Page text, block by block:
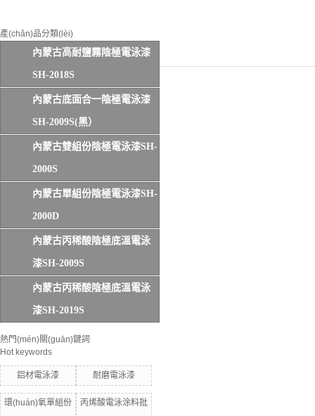
產(chǎn)品分類(lèi)
內蒙古高耐鹽霧陰極電泳漆
SH-2018S
內蒙古底面合一陰極電泳漆
SH-2009S(黑）
內蒙古雙組份陰極電泳漆SH-
2000S
內蒙古單組份陰極電泳漆SH-
2000D
內蒙古丙稀酸陰極底溫電泳
漆SH-2009S
內蒙古丙稀酸陰極底溫電泳
漆SH-2019S
熱門(mén)關(guān)鍵詞
Hot keywords
鋁材電泳漆 耐磨電泳漆
環(huán)氧單組份
丙烯酸電泳涂料批